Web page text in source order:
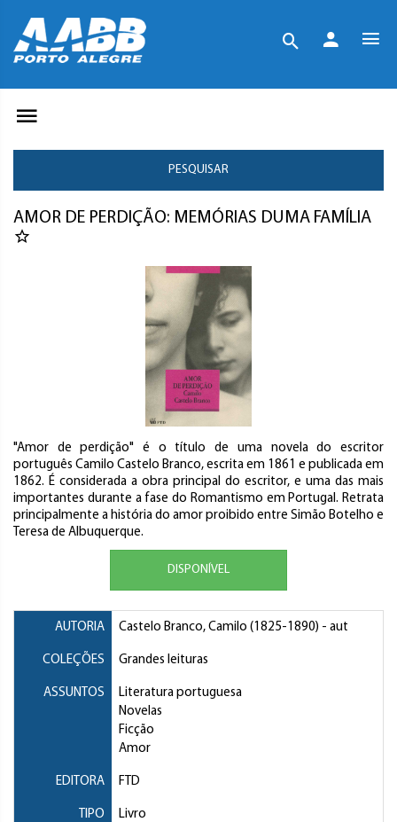
PESQUISAR
AMOR DE PERDIÇÃO: MEMÓRIAS DUMA FAMÍLIA
"Amor de perdição" é o título de uma novela do escritor
português Camilo Castelo Branco, escrita em 1861 e publicada em
1862. É considerada a obra principal do escritor, e uma das mais
importantes durante a fase do Romantismo em Portugal. Retrata
principalmente a história do amor proibido entre Simão Botelho e
Teresa de Albuquerque.
DISPONÍVEL
AUTORIA Castelo Branco, Camilo (1825-1890) - aut
COLEÇÕES Grandes leituras
ASSUNTOS
Literatura portuguesa
Novelas
Ficção
Amor
EDITORA FTD
TIPO Livro